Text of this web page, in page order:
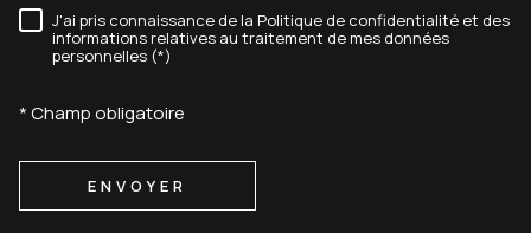
RÈGLEMENTATION
J'ai pris connaissance de la Politique de confidentialité et des
informations relatives au traitement de mes données
personnelles (*)
* Champ obligatoire
ENVOYER